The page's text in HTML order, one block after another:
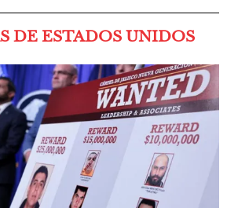
DE ESTADOS UNIDOS